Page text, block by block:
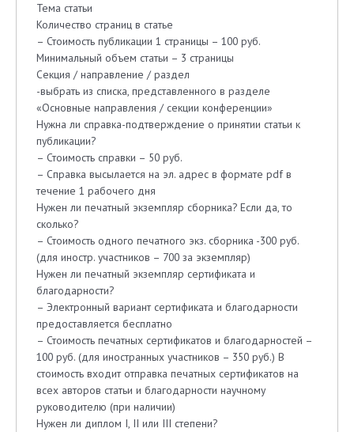
Тема статьи
Количество страниц в статье
– Стоимость публикации 1 страницы – 100 руб.
Минимальный объем статьи – 3 страницы
Секция / направление / раздел
-выбрать из списка, представленного в разделе
«Основные направления / секции конференции»
Нужна ли справка-подтверждение о принятии статьи к
публикации?
– Стоимость справки – 50 руб.
– Справка высылается на эл. адрес в формате pdf в
течение 1 рабочего дня
Нужен ли печатный экземпляр сборника? Если да, то
сколько?
– Стоимость одного печатного экз. сборника -300 руб.
(для иностр. участников – 700 за экземпляр)
Нужен ли печатный экземпляр сертификата и
благодарности?
– Электронный вариант сертификата и благодарности
предоставляется бесплатно
– Стоимость печатных сертификатов и благодарностей –
100 руб. (для иностранных участников – 350 руб.) В
стоимость входит отправка печатных сертификатов на
всех авторов статьи и благодарности научному
руководителю (при наличии)
Нужен ли диплом I, II или III степени?